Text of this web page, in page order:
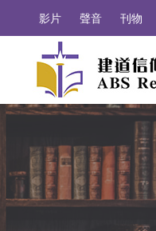
影片 聲音 刊物